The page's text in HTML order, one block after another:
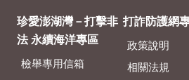
珍愛澎湖灣－打擊非
法 永續海洋專區
檢舉專用信箱
打詐防護網
政策說明
相關法規